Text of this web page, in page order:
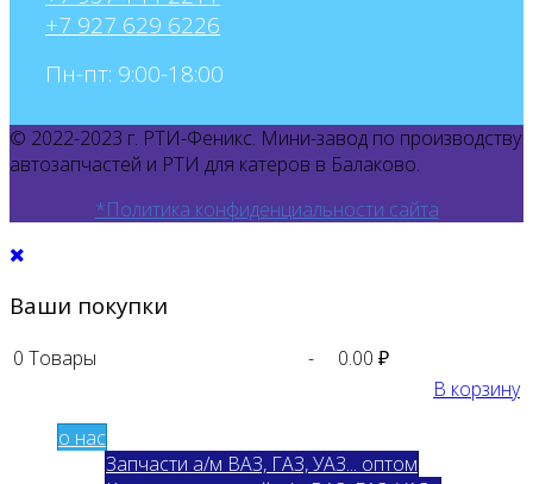
+7 927 629 6226
Пн-пт: 9:00-18:00
© 2022-2023 г. РТИ-Феникс. Мини-завод по производству
автозапчастей и РТИ для катеров в Балаково.
*Политика конфиденциальности сайта
Ваши покупки
0 Товары -
0.00 ₽
В корзину
о нас
Запчасти а/м ВАЗ, ГАЗ, УАЗ... оптом